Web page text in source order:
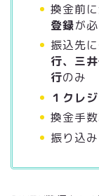
換金前に
登録が
振込先
行、三
行のみ
１クレ
換金手
振り込み